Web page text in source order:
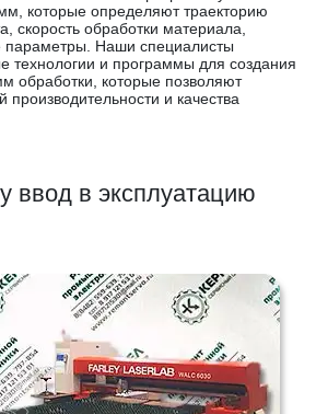
которые определяют траекторию
скорость обработки материала,
параметры. Наши специалисты
технологии и программы для создания
обработки, которые позволяют
производительности и качества
ввод в эксплуатацию